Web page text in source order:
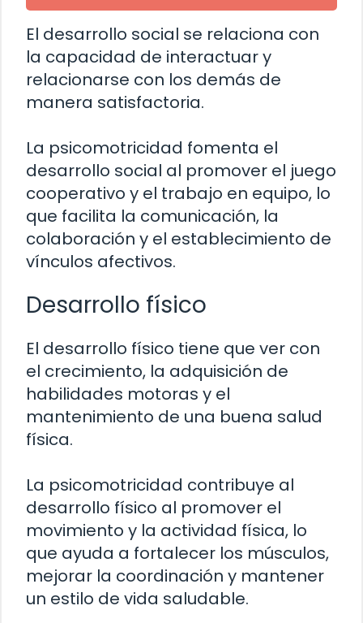
El desarrollo social se relaciona con
la capacidad de interactuar y
relacionarse con los demás de
manera satisfactoria.
La psicomotricidad fomenta el
desarrollo social al promover el juego
cooperativo y el trabajo en equipo, lo
que facilita la comunicación, la
colaboración y el establecimiento de
vínculos afectivos.
Desarrollo físico
El desarrollo físico tiene que ver con
el crecimiento, la adquisición de
habilidades motoras y el
mantenimiento de una buena salud
física.
La psicomotricidad contribuye al
desarrollo físico al promover el
movimiento y la actividad física, lo
que ayuda a fortalecer los músculos,
mejorar la coordinación y mantener
un estilo de vida saludable.